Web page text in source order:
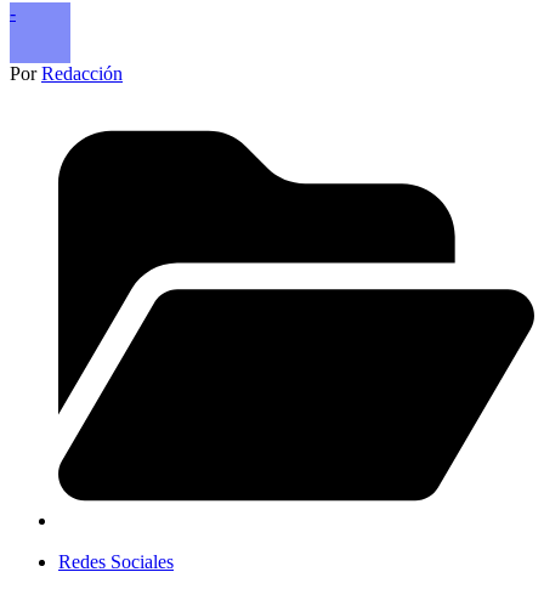
-
PorRedacción
Redes Sociales